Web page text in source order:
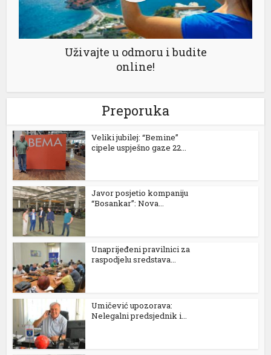
Uživajte u odmoru i budite
online!
Preporuka
Veliki jubilej: “Bemine”
cipele uspješno gaze 22...
Javor posjetio kompaniju
“Bosankar”: Nova...
Unaprijeđeni pravilnici za
raspodjelu sredstava...
Umičević upozorava:
Nelegalni predsjednik i...